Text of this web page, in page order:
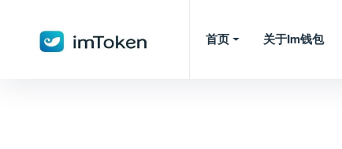
首页 关于im钱包